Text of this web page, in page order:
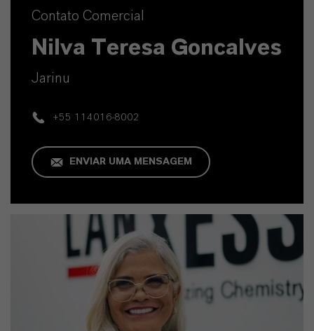
Contato Comercial
Nilva Teresa Goncalves
Jarinu
+55 114016-8002
ENVIAR UMA MENSAGEM